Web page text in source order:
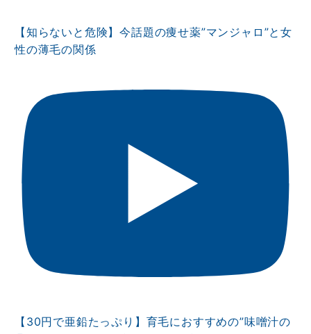
【知らないと危険】今話題の痩せ薬”マンジャロ”と女
性の薄毛の関係
【30円で亜鉛たっぷり】育毛におすすめの”味噌汁の